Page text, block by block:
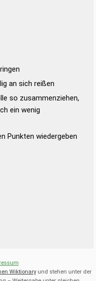
in 12 Bänden
und gutes
deutsche Grammatik
an sich reißen
so zusammenziehen,
ein wenig
Punkten wiedergeben
Wiktionaryund stehen unter der